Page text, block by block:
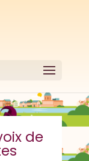
de